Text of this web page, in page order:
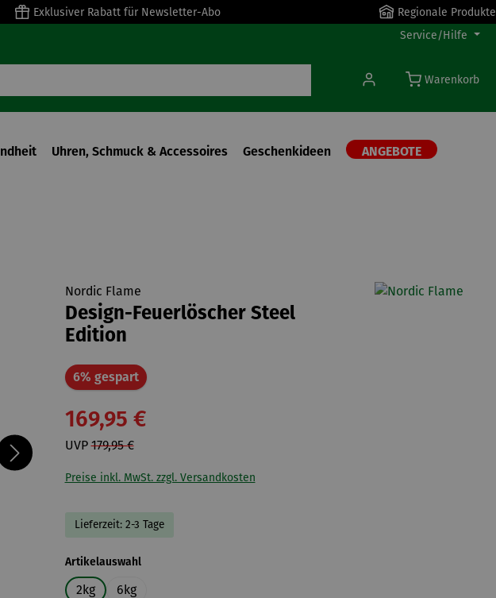
Exklusiver Rabatt für Newsletter-Abo
Regionale Produkte
Service/Hilfe
Warenkorb
Uhren, Schmuck & Accessoires Geschenkideen ANGEBOTE
Nordic Flame
Design-Feuerlöscher Steel
Edition
6% gespartRabatt
169,95 €
UVP179,95 €
Preise inkl. MwSt. zzgl. Versandkosten
Lieferzeit: 2-3 Tage
Artikelauswahlauswählen
2kg 6kg